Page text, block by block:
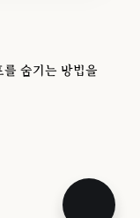
를 숨기는 방법을